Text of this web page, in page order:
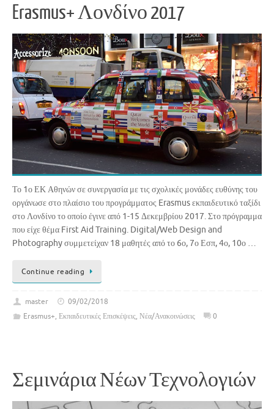
Erasmus+ Λονδίνο 2017
Το 1ο ΕΚ Αθηνών σε συνεργασία με τις σχολικές μονάδες ευθύνης του
οργάνωσε στο πλαίσιο του προγράμματος Erasmus εκπαιδευτικό ταξίδι
στο Λονδίνο το οποίο έγινε από 1-15 Δεκεμβρίου 2017. Στο πρόγραμμα
που είχε θέμα First Aid Training. Digital/Web Design and
Photography συμμετείχαν 18 μαθητές από το 6ο, 7ο Εσπ, 4ο, 10ο …
Continue reading
master
09/02/2018
Erasmus+, Εκπαιδευτικές Επισκέψεις, Νέα/Ανακοινώσεις 0
Σεμινάρια Νέων Τεχνολογιών